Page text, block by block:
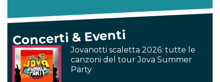
Concerti & Eventi
Jovanotti scaletta 2026: tutte le
canzoni del tour Jova Summer
Party